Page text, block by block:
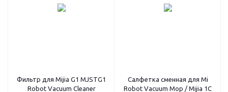
Фильтр для Mijia G1 MJSTG1
Robot Vacuum Cleaner
Салфетка сменная для Mi
Robot Vacuum Mop / Mijia 1C